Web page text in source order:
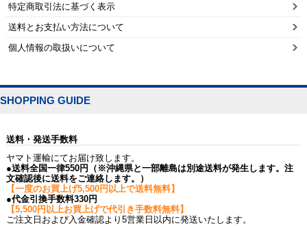
特定商取引法に基づく表示
送料とお支払い方法について
個人情報の取扱いについて
SHOPPING GUIDE
送料・発送手数料
ヤマト運輸にてお届け致します。
●送料全国一律550円（※沖縄県と一部離島は別途送料が発生します。注
文確認後に送料をご連絡します。）
【一度のお買上げ5,500円以上で送料無料】
●代金引換手数料330円
【5,500円以上お買上げで代引き手数料無料】
ご注文日および入金確認より5営業日以内に発送いたします。